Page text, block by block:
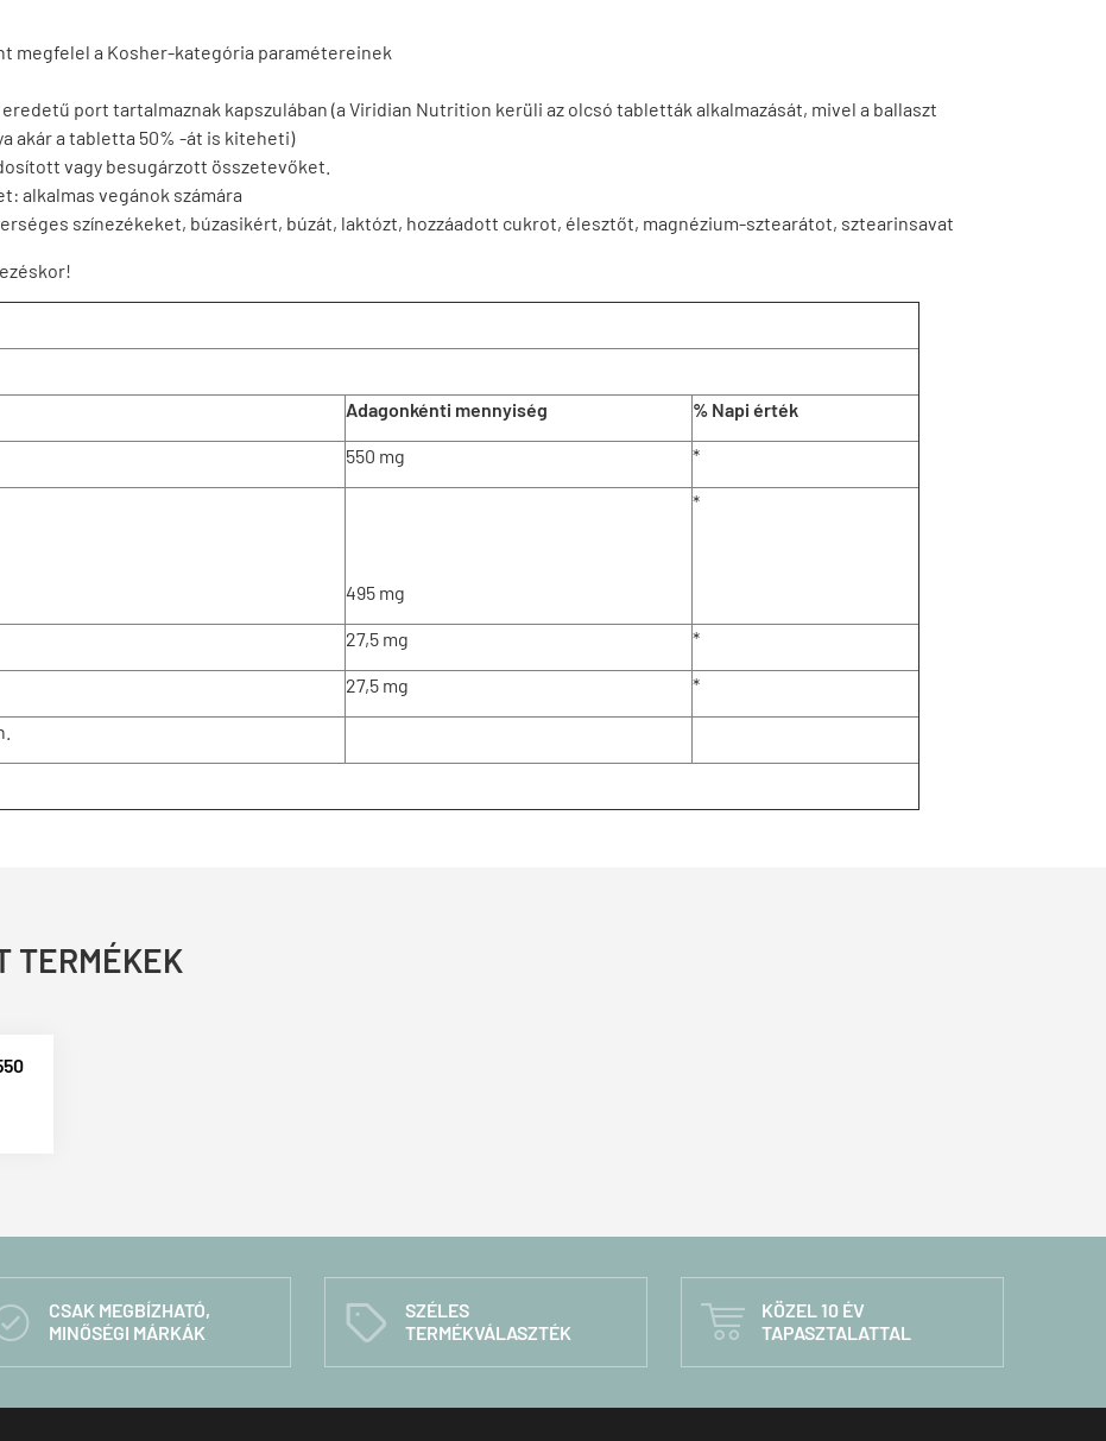
megfelel a Kosher-kategória paramétereinek
port tartalmaznak kapszulában (a Viridian Nutrition kerüli az olcsó tabletták alkalmazását, mivel a ballaszt
akár a tabletta 50% -át is kiteheti)
vagy besugárzott összetevőket.
alkalmas vegánok számára
színezékeket, búzasikért, búzát, laktózt, hozzáadott cukrot, élesztőt, magnézium-sztearátot, sztearinsavat
Adagonkénti mennyiség % Napi érték
550 mg *
495 mg
*
27,5 mg *
27,5 mg *
TERMÉKEK
CSAK MEGBÍZHATÓ,
MINŐSÉGI MÁRKÁK
C
SZÉLES
TERMÉKVÁLASZTÉK

KÖZEL 10 ÉV
TAPASZTALATTAL